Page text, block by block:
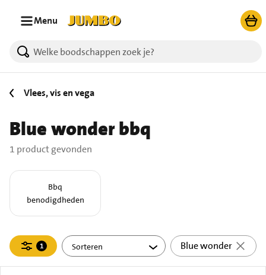
Menu
1 producten gevonden.
Vlees, vis en vega
Blue wonder bbq
1 product gevonden
Bbq
benodigdheden
Filteren
1
actief
Blue wonder